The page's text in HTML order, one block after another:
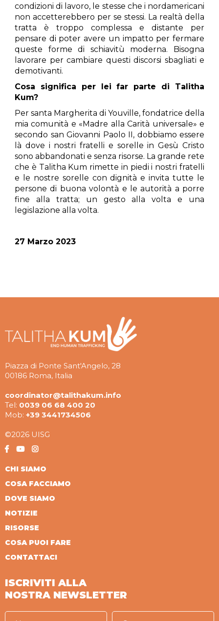
condizioni di lavoro, le stesse che i nordamericani
non accetterebbero per se stessi. La realtà della
tratta è troppo complessa e distante per
pensare di poter avere un impatto per fermare
queste forme di schiavitù moderna. Bisogna
lavorare per cambiare questi discorsi sbagliati e
demotivanti.
Cosa significa per lei far parte di Talitha
Kum?
Per santa Margherita di Youville, fondatrice della
mia comunità e «Madre alla Carità universale» e
secondo san Giovanni Paolo II, dobbiamo essere
là dove i nostri fratelli e sorelle in Gesù Cristo
sono abbandonati e senza risorse. La grande rete
che è Talitha Kum rimette in piedi i nostri fratelli
e le nostre sorelle con dignità e invita tutte le
persone di buona volontà e le autorità a porre
fine alla tratta; un gesto alla volta e una
legislazione alla volta.
27 Marzo 2023
Piazza di Ponte Sant'Angelo, 28
00186 Roma, Italia
coordinator@talithakum.info
Tel: 0039 06 68 400 20
Mob: +39 3441734506
©2026 UISG
CHI SIAMO
COSA FACCIAMO
DOVE SIAMO
NOTIZIE
RISORSE
COSA PUOI FARE
CONTATTACI
ISCRIVITI ALLA
NOSTRA NEWSLETTER